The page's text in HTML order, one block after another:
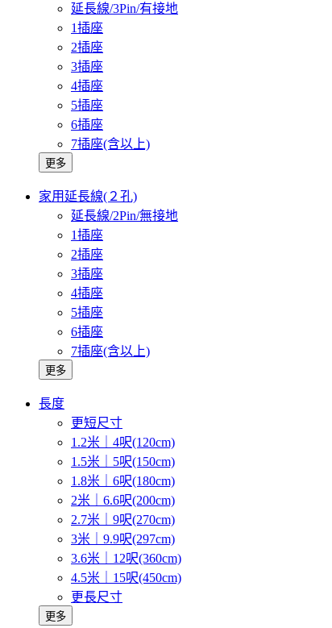
延長線/3Pin/有接地
1插座
2插座
3插座
4插座
5插座
6插座
7插座(含以上)
更多
家用延長線(２孔)
延長線/2Pin/無接地
1插座
2插座
3插座
4插座
5插座
6插座
7插座(含以上)
更多
長度
更短尺寸
1.2米｜4呎(120cm)
1.5米｜5呎(150cm)
1.8米｜6呎(180cm)
2米｜6.6呎(200cm)
2.7米｜9呎(270cm)
3米｜9.9呎(297cm)
3.6米｜12呎(360cm)
4.5米｜15呎(450cm)
更長尺寸
更多